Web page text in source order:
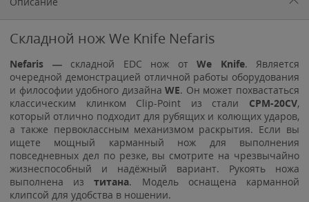
Складной нож We Knife Nefaris
Nefaris — складной EDC нож от We Knife. Является
очередной демонстрацией отличной работы оборудования
и философии удобного дизайнаWE. Он может похвастаться
классическим клинком Clip-Point из стали CPM-20CV,
который отлично подходит для рубящих и колющих ударов,
а также первоклассным механизмом раскрытия. Если вы
ищете мощный карманный нож для выполнения
повседневных дел по резке, вы смотрите на чрезвычайно
жизнеспособный и надёжный вариант. Рукоять ножа
выполнена изтитана. Модель оснащена карманной
клипсой для удобства в ношении.